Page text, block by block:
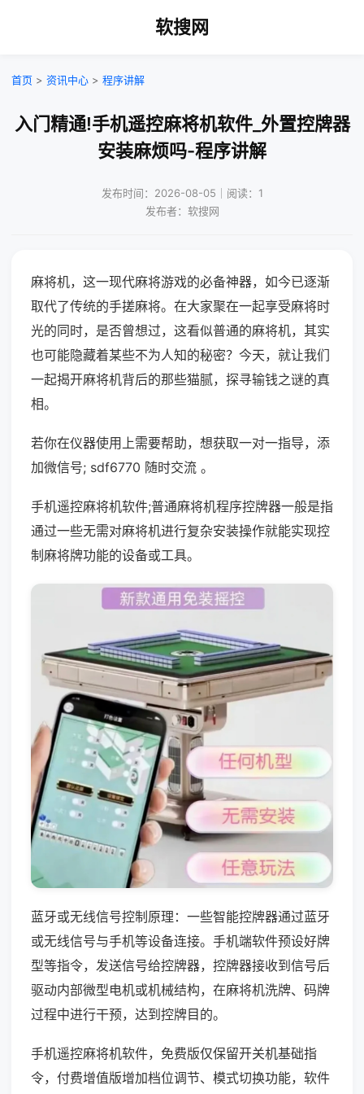
软搜网
首页 > 资讯中心 > 程序讲解
入门精通!手机遥控麻将机软件_外置控牌器
安装麻烦吗-程序讲解
发布时间：2026-08-05｜阅读：1
发布者：软搜网
麻将机，这一现代麻将游戏的必备神器，如今已逐渐
取代了传统的手搓麻将。在大家聚在一起享受麻将时
光的同时，是否曾想过，这看似普通的麻将机，其实
也可能隐藏着某些不为人知的秘密？今天，就让我们
一起揭开麻将机背后的那些猫腻，探寻输钱之谜的真
相。
若你在仪器使用上需要帮助，想获取一对一指导，添
加微信号; sdf6770 随时交流 。
手机遥控麻将机软件;普通麻将机程序控牌器一般是指
通过一些无需对麻将机进行复杂安装操作就能实现控
制麻将牌功能的设备或工具。
蓝牙或无线信号控制原理：一些智能控牌器通过蓝牙
或无线信号与手机等设备连接。手机端软件预设好牌
型等指令，发送信号给控牌器，控牌器接收到信号后
驱动内部微型电机或机械结构，在麻将机洗牌、码牌
过程中进行干预，达到控牌目的。
手机遥控麻将机软件，免费版仅保留开关机基础指
令，付费增值版增加档位调节、模式切换功能，软件